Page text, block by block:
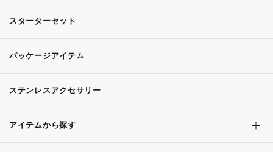
スターターセット
パッケージアイテム
ステンレスアクセサリー
アイテムから探す